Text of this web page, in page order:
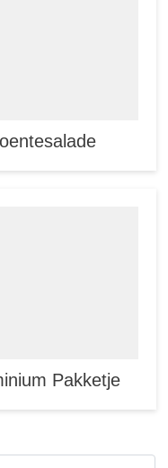
Pakketje